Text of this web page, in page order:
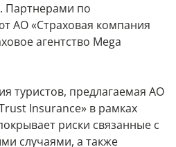
Партнерами по
АО «Страховая компания
агентство Mega
туристов, предлагаемая АО
Insurance» в рамках
риски связанные с
случаями, а также